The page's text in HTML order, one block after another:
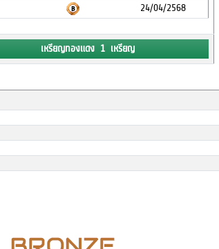
24/04/2568
เหรียญทองแดง 1 เหรียญ